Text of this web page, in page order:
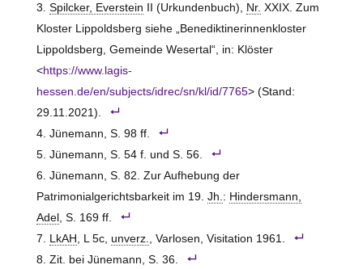
Spilcker, Everstein II (Urkundenbuch), Nr. XXIX. Zum
Kloster Lippoldsberg siehe „Benediktinerinnenkloster
Lippoldsberg, Gemeinde Wesertal“, in: Klöster
<https://www.lagis-
hessen.de/en/subjects/idrec/sn/kl/id/7765> (Stand:
29.11.2021).
Jünemann, S. 98 ff.
Jünemann, S. 54 f. und S. 56.
Jünemann, S. 82. Zur Aufhebung der
Patrimonialgerichtsbarkeit im 19. Jh. : Hindersmann,
Adel
, S. 169 ff.
LkAH
, L 5c, unverz.
, Varlosen, Visitation 1961.
Zit. bei Jünemann, S. 36.